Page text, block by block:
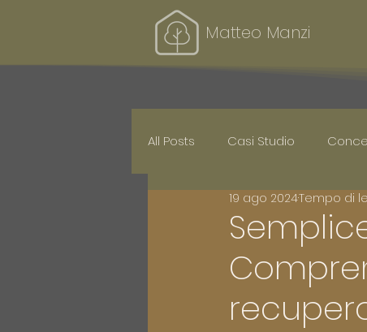
Matteo Manzi
All Posts Casi Studio
19 ago 2024Tempo di